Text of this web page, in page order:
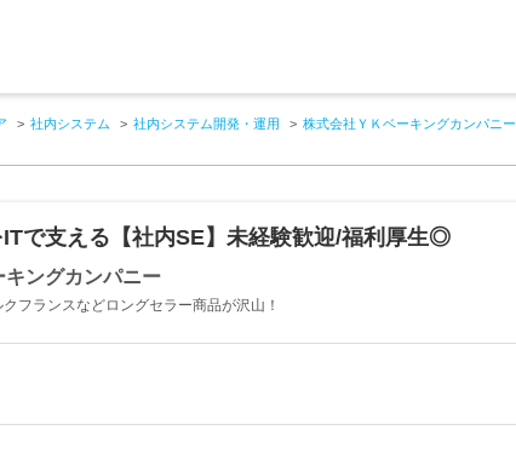
社内システム 社内システム開発・運用 株式会社ＹＫベーキングカンパニー
で支える【社内SE】未経験歓迎/福利厚生◎
ングカンパニー
フランスなどロングセラー商品が沢山！